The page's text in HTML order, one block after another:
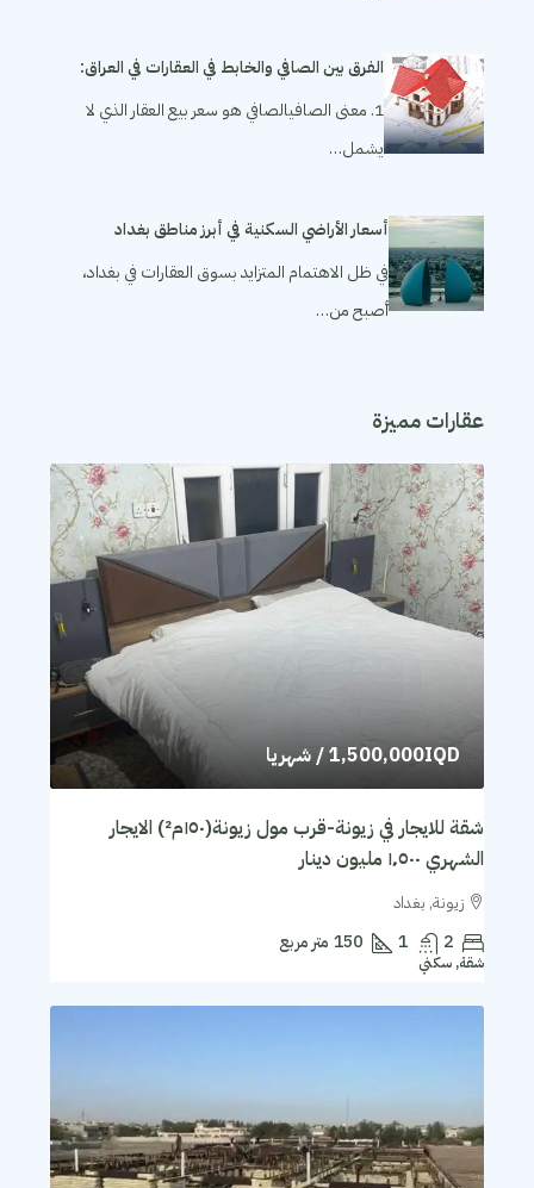
الفرق بين الصافي والخابط في العقارات في العراق:
1. معنى الصافيالصافي هو سعر بيع العقار الذي لا
يشمل…
أسعار الأراضي السكنية في أبرز مناطق بغداد
في ظل الاهتمام المتزايد بسوق العقارات في بغداد،
أصبح من…
عقارات مميزة
1,500,000IQD/ شهريا
شقة للايجار في زيونة-قرب مول زيونة(١٥٠م²) الايجار
الشهري ١٬٥٠٠ مليون دينار
زيونة, بغداد
2
1
150 متر مربع
شقة, سكني